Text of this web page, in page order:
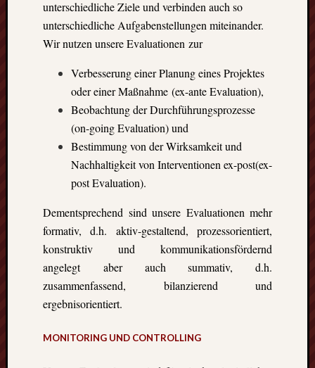
unterschiedliche Ziele und verbinden auch so
unterschiedliche Aufgabenstellungen miteinander.
Wir nutzen unsere Evaluationen zur
Verbesserung einer Planung eines Projektes
oder einer Maßnahme (ex-ante Evaluation),
Beobachtung der Durchführungsprozesse
(on-going Evaluation) und
Bestimmung von der Wirksamkeit und
Nachhaltigkeit von Interventionen ex-post(ex-
post Evaluation).
Dementsprechend sind unsere Evaluationen mehr
formativ, d.h. aktiv-gestaltend, prozessorientiert,
konstruktiv und kommunikationsfördernd
angelegt aber auch summativ, d.h.
zusammenfassend, bilanzierend und
ergebnisorientiert.
MONITORING UND CONTROLLING